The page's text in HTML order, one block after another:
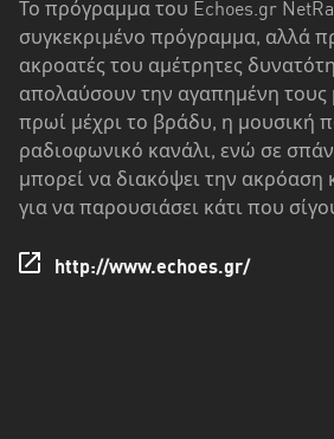
Κεντρική
Μακεδονία
Κρήτη
Νότιο
Αιγαίο
Πελοπόννησος
Στερεά
Το πρόγραμμα του Echoes.gr
συγκεκριμένο πρόγραμμα, αλλά
ακροατές του αμέτρητες
απολαύσουν την αγαπημένη τους
πρωί μέχρι το βράδυ, η μουσική
ραδιοφωνικό κανάλι, ενώ σε
μπορεί να διακόψει την ακρόαση
για να παρουσιάσει κάτι που
http://www.echoes.gr/